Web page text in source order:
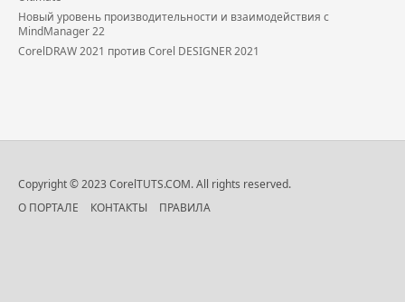
Новый уровень производительности и взаимодействия с
MindManager 22
CorelDRAW 2021 против Corel DESIGNER 2021
Copyright © 2023 CorelTUTS.COM. All rights reserved.
О ПОРТАЛЕ
КОНТАКТЫ ПРАВИЛА